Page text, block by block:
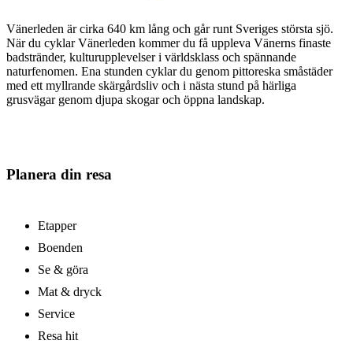
Vänerleden är cirka 640 km lång och går runt Sveriges största sjö.
När du cyklar Vänerleden kommer du få uppleva Vänerns finaste
badstränder, kulturupplevelser i världsklass och spännande
naturfenomen. Ena stunden cyklar du genom pittoreska småstäder
med ett myllrande skärgårdsliv och i nästa stund på härliga
grusvägar genom djupa skogar och öppna landskap.
Planera din resa
Etapper
Boenden
Se & göra
Mat & dryck
Service
Resa hit